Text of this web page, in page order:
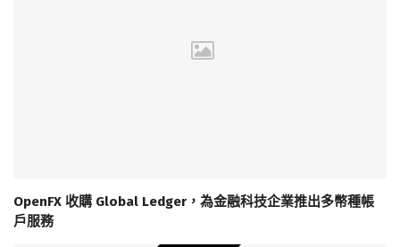
OpenFX 收購 Global Ledger，為金融科技企業推出多幣種帳
戶服務